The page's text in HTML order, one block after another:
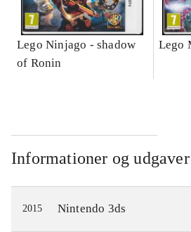
Lego Ninjago - shadow
of Ronin
Lego
Informationer og udgaver
2015 Nintendo 3ds